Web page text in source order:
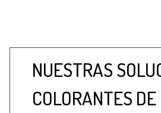
NUESTRAS
COLORANTES